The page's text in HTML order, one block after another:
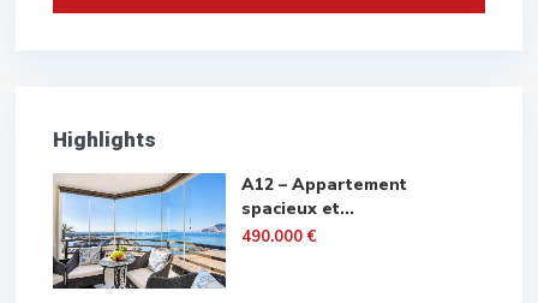
Highlights
A12 – Appartement
spacieux et...
490.000 €